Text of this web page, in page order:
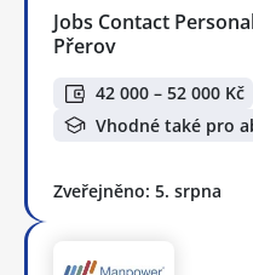
Jobs Contact
Přerov
42 000 – 52 000 Kč
Vhodné také pro
Zveřejněno: 5. srpna